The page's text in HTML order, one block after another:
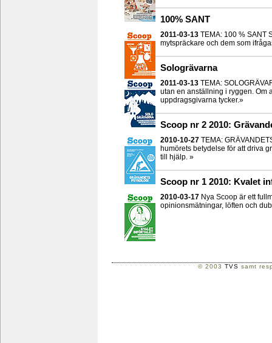
100% SANT
2011-03-13 TEMA: 100 % SANT
mytspräckare och dem som
Sologrävarna
2011-03-13 TEMA:
utan en anställning i ryggen. Om
uppdragsgivarna tycker.»
Scoop nr 2 2010:
2010-10-27 TEMA:
humörets betydelse för att driva
till hjälp. »
Scoop nr 1 2010: Kvalet
2010-03-17 Nya Scoop är ett
opinionsmätningar, löften och
© 2003 TVS samt